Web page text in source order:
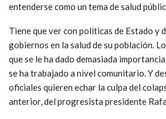
entenderse como un tema de salud
Tiene que ver con políticas de Estado y
gobiernos en la salud de su población.
que se le ha dado demasiada
se ha trabajado a nivel comunitario. Y
oficiales quieren echar la culpa del
anterior, del progresista presidente